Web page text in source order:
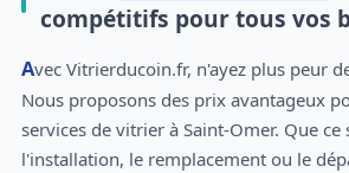
compétitifs pour tous vos
Avec Vitrierducoin.fr, n'ayez plus peur des tarifs de vitrerie.
Nous proposons des prix avantageux
services de vitrier à Saint-Omer. Que
l'installation, le remplacement ou le